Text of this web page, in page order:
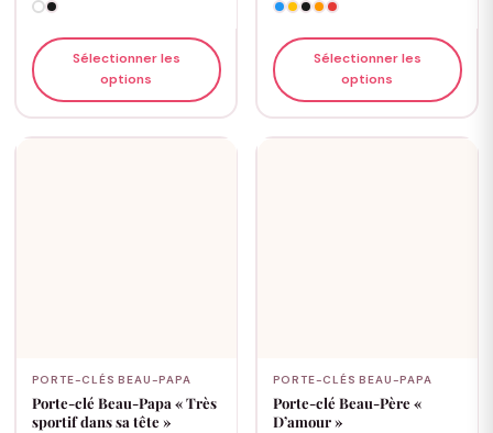
Sélectionner les
options
Sélectionner les
options
PORTE-CLÉS BEAU-PAPA
Porte-clé Beau-Papa « Très
sportif dans sa tête »
PORTE-CLÉS BEAU-PAPA
Porte-clé Beau-Père «
D’amour »